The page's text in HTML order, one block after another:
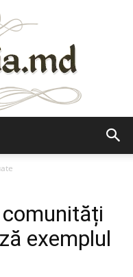
exemplul